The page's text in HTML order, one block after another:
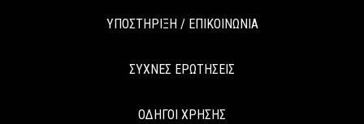
ΥΠΟΣΤΗΡΙΞΗ / ΕΠΙΚΟΙΝΩΝΙΑ
ΣΥΧΝΕΣ ΕΡΩΤΗΣΕΙΣ
ΟΔΗΓΟΙ ΧΡΗΣΗΣ